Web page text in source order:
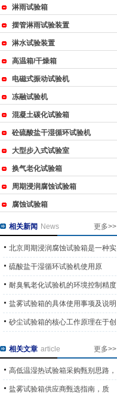
淋雨试验箱
摆管淋雨试验装置
淋水试验装置
高温箱/干燥箱
电磁式振动试验机
冻融试验机
混凝土碳化试验箱
砼硫酸盐干湿循环试验机
大型步入式试验室
换气老化试验箱
周期浸润腐蚀试验箱
腐蚀试验箱
相关新闻 News 更多>>
北京周期浸润腐蚀试验箱是一种实
用的工业测试工具
硫酸盐干湿循环试验机使用原
则“试样标准化、操作规范化”
耐臭氧老化试验机的环境控制精度
会直接决定试验结果的可信度
盐雾试验箱的具体使用事项及说明
砂尘试验箱的核心工作原理在于创
相关文章 article 更多>>
高低温湿热试验箱采购甄别思路，
依托产品质量与市场表现选型
盐雾试验箱供应商甄选指南，质